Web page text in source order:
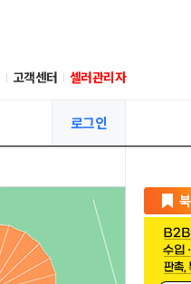
고객센터 셀러관리자
로그인